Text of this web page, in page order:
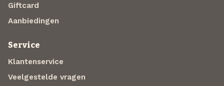
Giftcard
Aanbiedingen
Service
Klantenservice
Veelgestelde vragen